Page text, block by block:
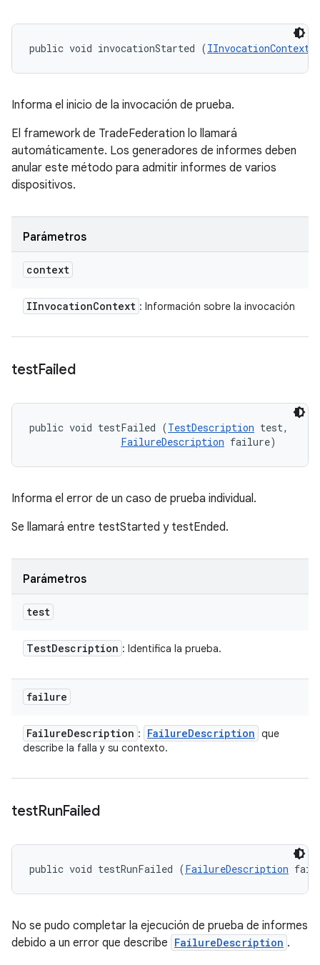
public void invocationStarted (IInvocationContext
Informa el inicio de la invocación de prueba.
El framework de TradeFederation lo llamará
automáticamente. Los generadores de informes deben
anular este método para admitir informes de varios
dispositivos.
Parámetros
context
IInvocationContext : Información sobre la invocación
testFailed
public void testFailed (TestDescription test,
FailureDescription failure)
Informa el error de un caso de prueba individual.
Se llamará entre testStarted y testEnded.
Parámetros
test
TestDescription : Identifica la prueba.
failure
FailureDescription : FailureDescription que
describe la falla y su contexto.
testRunFailed
public void testRunFailed (FailureDescription
No se pudo completar la ejecución de prueba de informes
debido a un error que describe FailureDescription .